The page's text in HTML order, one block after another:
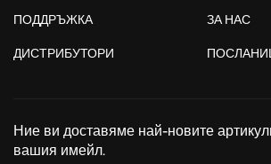
ПОДДРЪЖКА
ЗА НАС
ДИСТРИБУТОРИ
Ние ви доставяме най-новите
вашия имейл.